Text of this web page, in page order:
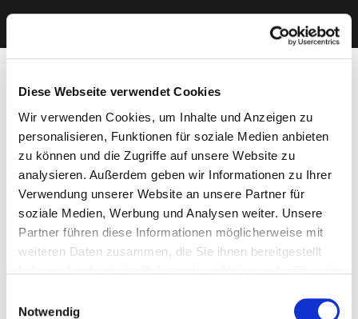
Diese Webseite verwendet Cookies
Wir verwenden Cookies, um Inhalte und Anzeigen zu
personalisieren, Funktionen für soziale Medien anbieten
zu können und die Zugriffe auf unsere Website zu
analysieren. Außerdem geben wir Informationen zu Ihrer
Verwendung unserer Website an unsere Partner für
soziale Medien, Werbung und Analysen weiter. Unsere
Partner führen diese Informationen möglicherweise mit
weiteren Daten zusammen, die Sie ihnen bereitgestellt
Cookies, wenn Sie unsere Webseite weiterhin nutzen.
Notwendig